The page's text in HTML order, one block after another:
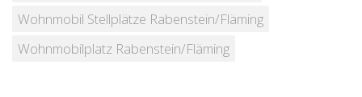
Wohnmobil Stellplätze Rabenstein/Fläming
Wohnmobilplatz Rabenstein/Fläming